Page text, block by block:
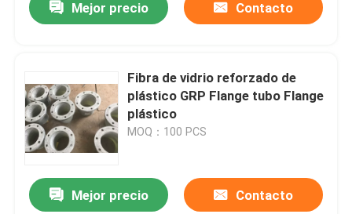
Mejor precio Contacto
Fibra de vidrio reforzado de
plástico GRP Flange tubo Flange
plástico
MOQ：100 PCS
Mejor precio Contacto